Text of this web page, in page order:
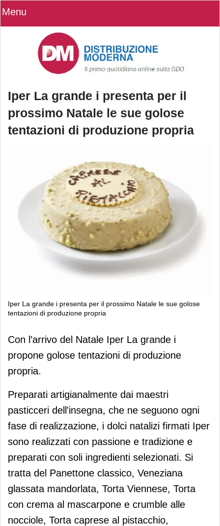
Menu
Iper La grande i presenta per il
prossimo Natale le sue golose
tentazioni di produzione propria
Iper La grande i presenta per il prossimo Natale le sue golose
tentazioni di produzione propria
Iper La grande i presenta per il
prossimo Natale le sue golose
tentazioni di produzione propria
Con l’arrivo del Natale Iper La grande i
propone golose tentazioni di produzione
propria.
Preparati artigianalmente dai maestri
pasticceri dell'insegna, che ne seguono ogni
fase di realizzazione, i dolci natalizi firmati Iper
sono realizzati con passione e tradizione e
preparati con soli ingredienti selezionati. Si
tratta del Panettone classico, Veneziana
glassata mandorlata, Torta Viennese, Torta
con crema al mascarpone e crumble alle
nocciole, Torta caprese al pistacchio,